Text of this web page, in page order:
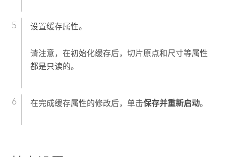
设置缓存属性。
请注意，在初始化缓存后，切片原点和尺寸等属性
都是只读的。
在完成缓存属性的修改后，单击保存并重新启动。